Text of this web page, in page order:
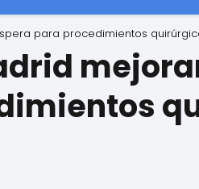
para procedimientos